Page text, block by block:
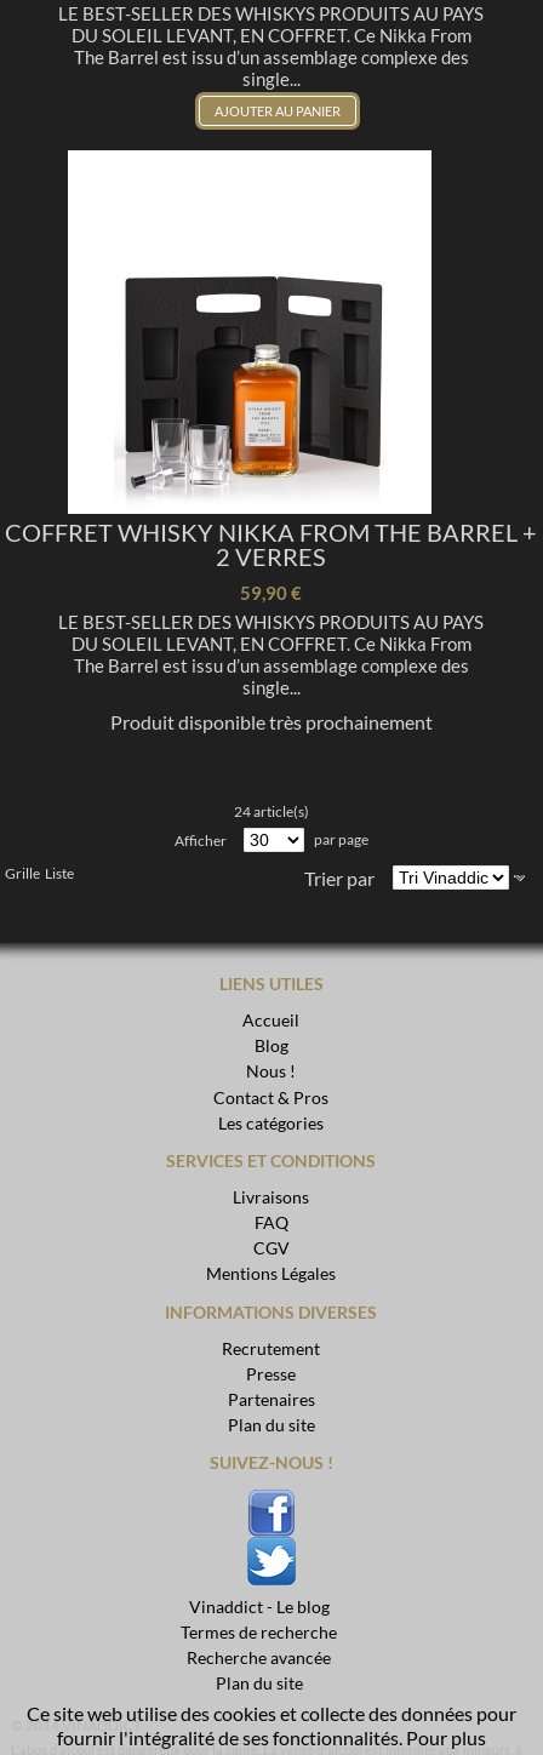
LE BEST-SELLER DES WHISKYS PRODUITS AU PAYS
DU SOLEIL LEVANT, EN COFFRET. Ce Nikka From
The Barrel est issu d’un assemblage complexe des
single...
AJOUTER AU PANIER
COFFRET WHISKY NIKKA FROM THE BARREL +
2 VERRES
59,90 €
LE BEST-SELLER DES WHISKYS PRODUITS AU PAYS
DU SOLEIL LEVANT, EN COFFRET. Ce Nikka From
The Barrel est issu d’un assemblage complexe des
single...
Produit disponible très prochainement
24 article(s)
Afficher
par page
Grille Liste Trier par
LIENS UTILES
Accueil
Blog
Nous !
Contact & Pros
Les catégories
SERVICES ET CONDITIONS
Livraisons
FAQ
CGV
Mentions Légales
INFORMATIONS DIVERSES
Recrutement
Presse
Partenaires
Plan du site
SUIVEZ-NOUS !
Vinaddict - Le blog
Termes de recherche
Recherche avancée
Plan du site
© 2014 VINADDICT
L'abus d’alcool est dangereux pour la santé. La vente d'alcool est interdite aux mineurs, à
Ce site web utilise des cookies et collecte des données pour
fournir l'intégralité de ses fonctionnalités. Pour plus